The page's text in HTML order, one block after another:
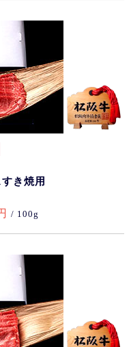
き焼用
/ 100g